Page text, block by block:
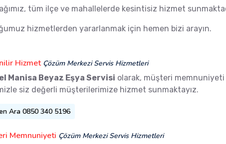
tüm ilçe ve mahallelerde kesintisiz hizmet
hizmetlerden yararlanmak için hemen bizi arayın.
Hizmet Çözüm Merkezi Servis Hizmetleri
Manisa Beyaz Eşya Servisi olarak, müşteri memnuniyeti
siz değerli müşterilerimize hizmet sunmaktayız.
Ara 0850 340 5196
Memnuniyeti Çözüm Merkezi Servis Hizmetleri